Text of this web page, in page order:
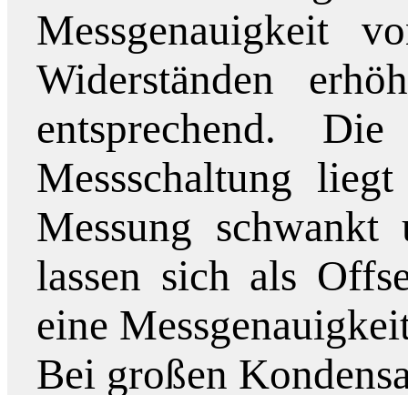
Messgenauigkeit
Widerständen
entsprechend.
Messschaltung
Messung
lassen sich als
eine
Bei großen